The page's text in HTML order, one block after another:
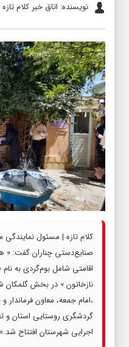
نویسنده: اتاق خبر کلام تازه
کلام تازه | مسئول
صنایع‌دستی چناران گفت: «
اقامتی شامل بوم‌گردی به نام
نازخاتون » در بخش گلمکان
،امام جمعه، معاون
گردشگری روستایی استان و
اجرایی شهرستان افتتاح شد.»